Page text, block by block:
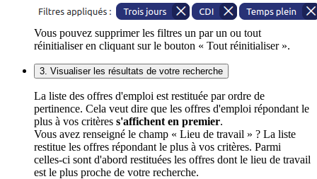
Vous pouvez supprimer les filtres un par un ou tout
réinitialiser en cliquant sur le bouton « Tout réinitialiser ».
3. Visualiser les résultats de votre recherche
La liste des offres d'emploi est restituée par ordre de
pertinence. Cela veut dire que les offres d'emploi répondant le
plus à vos critères s'affichent en premier.
Vous avez renseigné le champ « Lieu de travail » ? La liste
restitue les offres répondant le plus à vos critères. Parmi
celles-ci sont d'abord restituées les offres dont le lieu de travail
est le plus proche de votre recherche.